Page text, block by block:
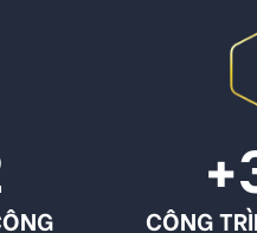
CÔNG